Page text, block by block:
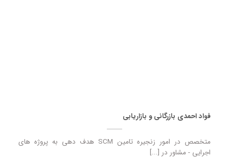
فواد احمدی بازرگانی و بازاریابی
متخصص در امور زنجیره تامین SCM هدف دهی به پروژه های
اجرایی - مشاور در [...]